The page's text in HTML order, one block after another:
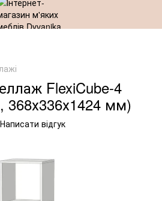
FlexiCube-4
368х336х1424 мм)
Написати відгук